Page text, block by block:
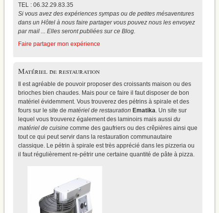
TEL : 06.32.29.83.35
Si vous avez des expériences sympas ou de petites mésaventures
dans un Hôtel à nous faire partager vous pouvez nous les envoyez
par mail ... Elles seront publiées sur ce Blog.
Faire partager mon expérience
Matériel de restauration
Il est agréable de pouvoir proposer des croissants maison ou des
brioches bien chaudes. Mais pour ce faire il faut disposer de bon
matériel évidemment. Vous trouverez des pétrins à spirale et des
fours sur le site de matériel de restauration Ematika. Un site sur
lequel vous trouverez également des laminoirs mais aussi du
matériel de cuisinecomme des gaufriers ou des crêpières ainsi que
tout ce qui peut servir dans la restauration communautaire
classique. Le pétrin à spirale est très apprécié dans les pizzeria ou
il faut régulièrement re-pétrir une certaine quantité de pâte à pizza.